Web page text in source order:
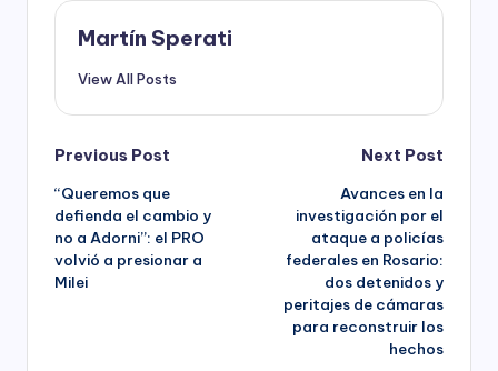
Martín Sperati
View All Posts
Post
navigation
Previous Post
“Queremos que
defienda el cambio y
no a Adorni”: el PRO
volvió a presionar a
Milei
Next Post
Avances en la
investigación por el
ataque a policías
federales en Rosario:
dos detenidos y
peritajes de cámaras
para reconstruir los
hechos